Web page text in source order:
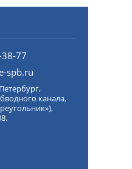
77
spb.ru
,
канала,